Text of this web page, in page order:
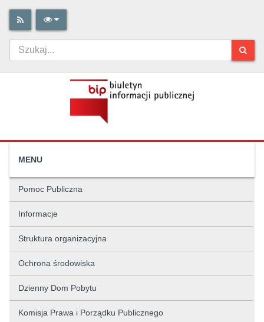
MENU
Pomoc Publiczna
Informacje
Struktura organizacyjna
Ochrona środowiska
Dzienny Dom Pobytu
Komisja Prawa i Porządku Publicznego